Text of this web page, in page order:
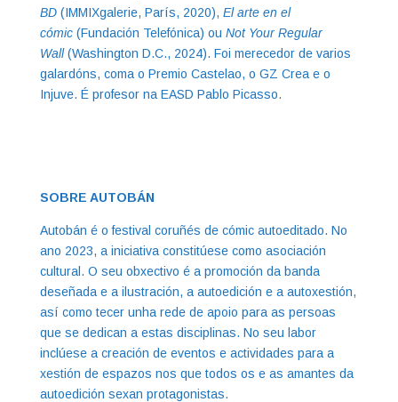
BD (IMMIXgalerie, París, 2020), El arte en el
cómic(Fundación Telefónica) ou Not Your Regular
Wall(Washington D.C., 2024). Foi merecedor de varios
galardóns, coma o Premio Castelao, o GZ Crea e o
Injuve. É profesor na EASD Pablo Picasso.
SOBRE AUTOBÁN
Autobán é o festival coruñés de cómic autoeditado. No
ano 2023, a iniciativa constitúese como asociación
cultural. O seu obxectivo é a promoción da banda
deseñada e a ilustración, a autoedición e a autoxestión,
así como tecer unha rede de apoio para as persoas
que se dedican a estas disciplinas. No seu labor
inclúese a creación de eventos e actividades para a
xestión de espazos nos que todos os e as amantes da
autoedición sexan protagonistas.